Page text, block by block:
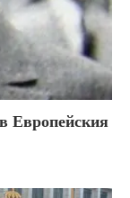
Европейския